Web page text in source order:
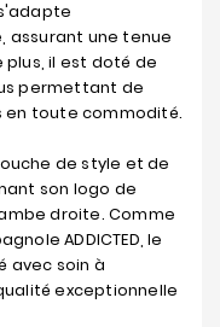
une tenue
il est doté de
permettant de
en toute commodité.
de style et de
son logo de
droite. Comme
ADDICTED, le
avec soin à
exceptionnelle